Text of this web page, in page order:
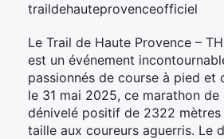
traildehauteprovenceofficiel
Le Trail de Haute Provence –
est un événement
passionnés de course à pied et
le 31 mai 2025, ce marathon
dénivelé positif de 2322
taille aux coureurs aguerris. Le